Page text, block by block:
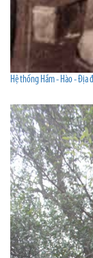
Hệ thống Hầm - Hào - Địa